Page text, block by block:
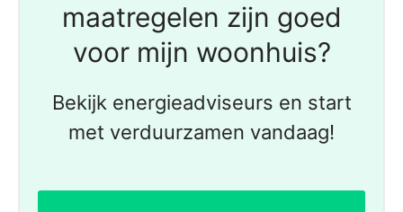
maatregelen zijn goed
voor mijn woonhuis?
Bekijk energieadviseurs en start
met verduurzamen vandaag!